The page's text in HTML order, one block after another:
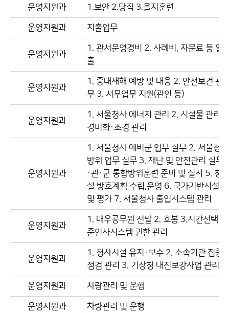
운영지원과 1.보안 2.당직 3.을지훈련
운영지원과 지출업무
운영지원과
1. 관서운영경비 2. 사례비, 자문료 등 일
출
운영지원과
1. 중대재해 예방 및 대응 2. 안전보건 관
무 3. 서무업무 지원(관인 등)
운영지원과
1. 서울청사 에너지 관리 2. 시설물 관리
경미화·조경 관리
운영지원과
1. 서울청사 예비군 업무 실무 2. 서울청
방위 업무 실무 3. 재난 및 안전관리 실무
·관·군 통합방위훈련 준비 및 실시 5. 청
설 방호계획 수립,운영 6. 국가기반시설
및 평가 7. 서울청사 출입시스템 관리
운영지원과
1. 대우공무원 선발 2. 호봉 3.시간선택제
준인사시스템 권한 관리
운영지원과
1. 청사시설 유지·보수 2. 소속기관 집중
점검 관리 3. 기상청 내진보강사업 관리
운영지원과 차량관리 및 운행
운영지원과 차량관리 및 운행